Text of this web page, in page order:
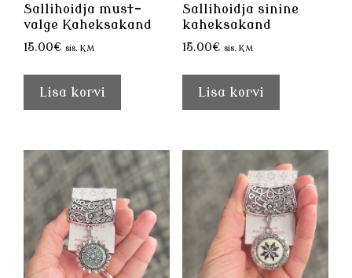
Sallihoidja must-
valge Kaheksakand
15.00€ sis. KM
Lisa korvi
Sallihoidja sinine
kaheksakand
15.00€ sis. KM
Lisa korvi